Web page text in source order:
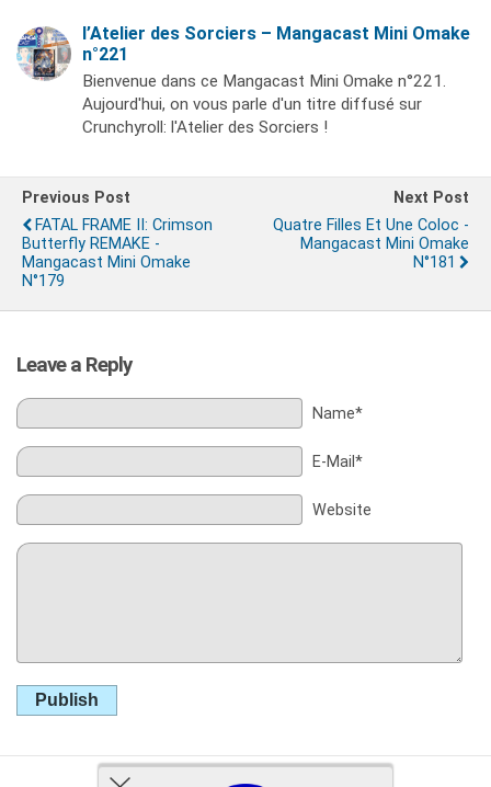
l’Atelier des Sorciers – Mangacast Mini Omake
n°221
Bienvenue dans ce Mangacast Mini Omake n°221.
Aujourd'hui, on vous parle d'un titre diffusé sur
Crunchyroll: l'Atelier des Sorciers !
Previous Post
FATAL FRAME II: Crimson
Butterfly REMAKE -
Mangacast Mini Omake
N°179
Next Post
Quatre Filles Et Une Coloc -
Mangacast Mini Omake
N°181
Leave a Reply
Name*
E-Mail*
Website
Publish